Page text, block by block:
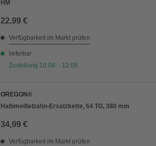
HM
22,99 €
Verfügbarkeit im Markt prüfen
lieferbar
Zustellung 10.08. - 12.08.
OREGON®
Halbmeißelzahn-Ersatzkette, 64 TG, 380 mm
34,99 €
Verfügbarkeit im Markt prüfen